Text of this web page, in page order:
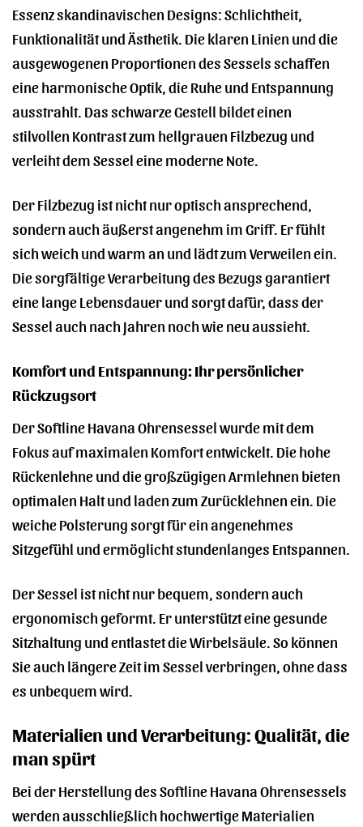
Essenz skandinavischen Designs: Schlichtheit,
Funktionalität und Ästhetik. Die klaren Linien und die
ausgewogenen Proportionen des Sessels schaffen
eine harmonische Optik, die Ruhe und Entspannung
ausstrahlt. Das schwarze Gestell bildet einen
stilvollen Kontrast zum hellgrauen Filzbezug und
verleiht dem Sessel eine moderne Note.
Der Filzbezug ist nicht nur optisch ansprechend,
sondern auch äußerst angenehm im Griff. Er fühlt
sich weich und warm an und lädt zum Verweilen ein.
Die sorgfältige Verarbeitung des Bezugs garantiert
eine lange Lebensdauer und sorgt dafür, dass der
Sessel auch nach Jahren noch wie neu aussieht.
Komfort und Entspannung: Ihr persönlicher
Rückzugsort
Der Softline Havana Ohrensessel wurde mit dem
Fokus auf maximalen Komfort entwickelt. Die hohe
Rückenlehne und die großzügigen Armlehnen bieten
optimalen Halt und laden zum Zurücklehnen ein. Die
weiche Polsterung sorgt für ein angenehmes
Sitzgefühl und ermöglicht stundenlanges Entspannen.
Der Sessel ist nicht nur bequem, sondern auch
ergonomisch geformt. Er unterstützt eine gesunde
Sitzhaltung und entlastet die Wirbelsäule. So können
Sie auch längere Zeit im Sessel verbringen, ohne dass
es unbequem wird.
Materialien und Verarbeitung: Qualität, die
man spürt
Bei der Herstellung des Softline Havana Ohrensessels
werden ausschließlich hochwertige Materialien